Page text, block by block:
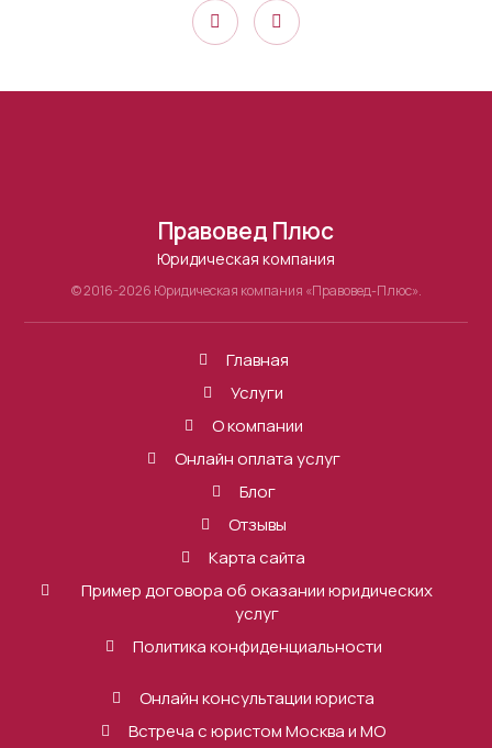
Правовед Плюс
Юридическая компания
© 2016-2026 Юридическая компания «Правовед-Плюс».
Главная
Услуги
О компании
Онлайн оплата услуг
Блог
Отзывы
Карта сайта
Пример договора об оказании юридических
услуг
Политика конфиденциальности
Онлайн консультации юриста
Встреча с юристом Москва и МО